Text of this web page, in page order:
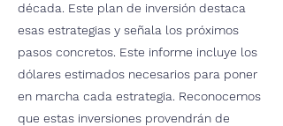
década. Este plan de inversión destaca
esas estrategias y señala los próximos
pasos concretos. Este informe incluye los
dólares estimados necesarios para poner
en marcha cada estrategia. Reconocemos
que estas inversiones provendrán de